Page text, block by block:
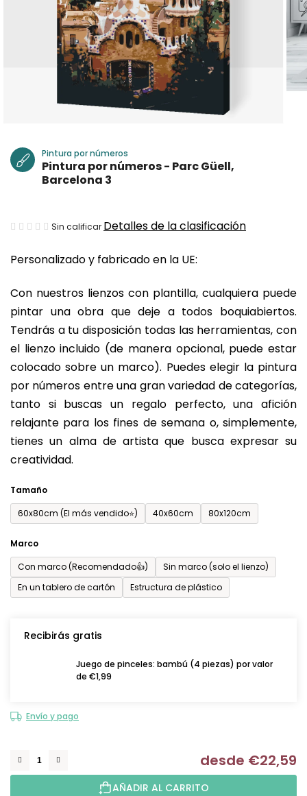
Personalizado y fabricado en la UE:
Con nuestros lienzos con plantilla, cualquiera puede
pintar una obra que deje a todos boquiabiertos.
Tendrás a tu disposición todas las herramientas, con
el lienzo incluido (de manera opcional, puede estar
colocado sobre un marco). Puedes elegir la pintura
por números entre una gran variedad de categorías,
tanto si buscas un regalo perfecto, una afición
relajante para los fines de semana o, simplemente,
tienes un alma de artista que busca expresar su
creatividad.
Tamaño
60x80cm (El más vendido⭐)
40x60cm 80x120cm
Marco
Con marco (Recomendado👍)
Sin marco (solo el lienzo)
En un tablero de cartón
Estructura de plástico
Recibirás gratis
Juego de pinceles: bambú (4 piezas) por valor
de €1,99
Envío y pago
desde €22,59
AÑADIR AL CARRITO
Pintura por números
Pintura por números - Parc Güell,
Barcelona 3
La
media
producto
es
de
0,0
sobre
5
estrellas.
Sin calificar Detalles de la clasificación